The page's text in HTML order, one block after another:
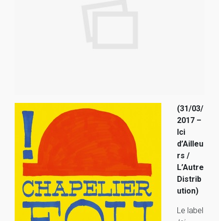
(31/03/
2017 –
Ici
d’Ailleu
rs /
L’Autre
Distrib
ution)
Le label